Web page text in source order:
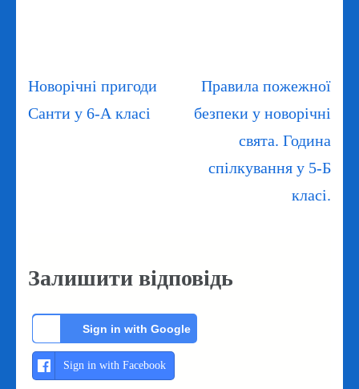
Навігація
записів
Новорічні пригоди
Санти у 6-А класі
Правила пожежної
безпеки у новорічні
свята. Година
спілкування у 5-Б
класі.
Залишити відповідь
Sign in with Google
Sign in with Facebook